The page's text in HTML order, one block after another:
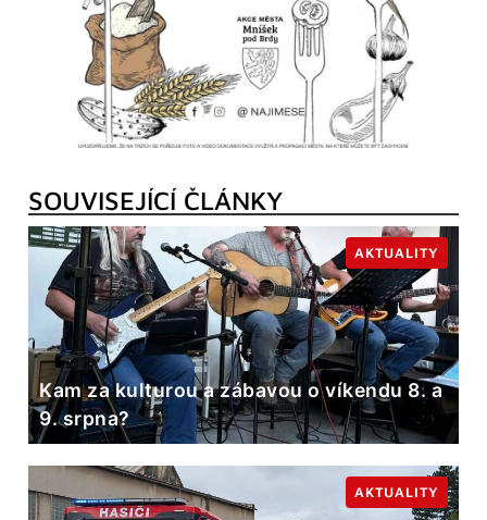
SOUVISEJÍCÍ ČLÁNKY
Kam za kulturou a zábavou o víkendu 8. a
9. srpna?
AKTUALITY
AKTUALITY